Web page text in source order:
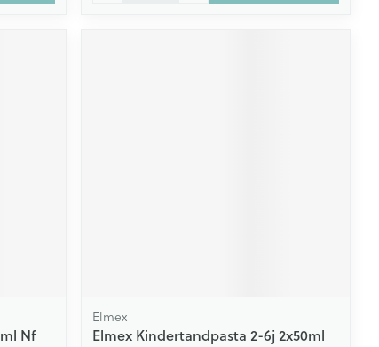
Nf
Elmex
Elmex Kindertandpasta 2-6j 2x50ml